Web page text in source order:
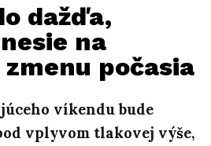
dažďa,
na
počasia
víkendu bude
vplyvom tlakovej výše,